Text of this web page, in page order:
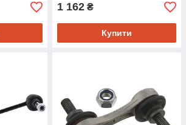
1 162 ₴
Купити